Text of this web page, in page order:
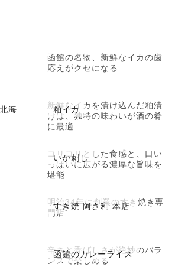
函館の名物、新鮮なイカの歯
応えがクセになる
海
粕イカ
新鮮なイカを漬け込んだ粕漬
けは、独特の味わいが酒の肴
に最適
いか刺し
コリコリとした食感と、口い
っぱいに広がる濃厚な旨味を
堪能
すき焼 阿さ利 本店
明治34年に創業のすき焼き専
門店
函館のカレーライス
辛さと香ばしさが絶妙のバラ
ンスで楽しめる